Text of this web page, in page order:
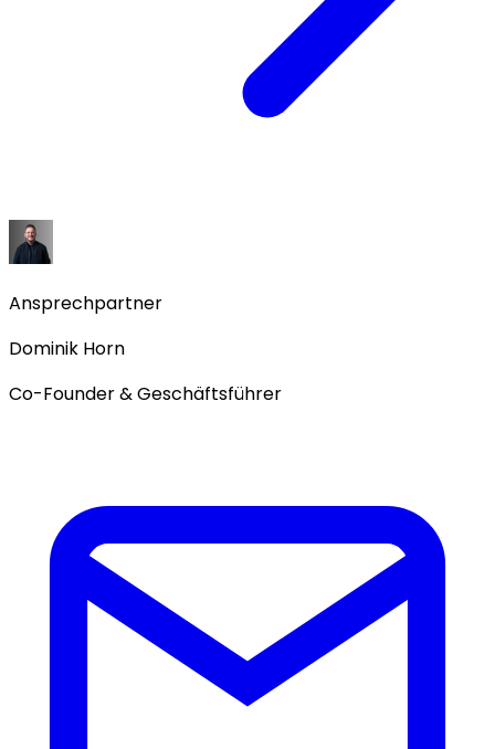
Ansprechpartner
Dominik Horn
Co-Founder & Geschäftsführer